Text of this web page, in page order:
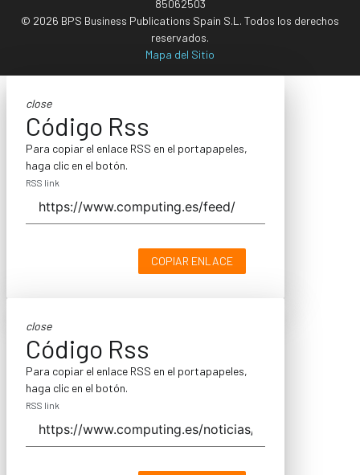
85062503
© 2026 BPS Business Publications Spain S.L. Todos los derechos
reservados.
Mapa del Sitio
close
Código Rss
Para copiar el enlace RSS en el portapapeles,
haga clic en el botón.
RSS link
COPIAR ENLACE
close
Código Rss
Para copiar el enlace RSS en el portapapeles,
haga clic en el botón.
RSS link